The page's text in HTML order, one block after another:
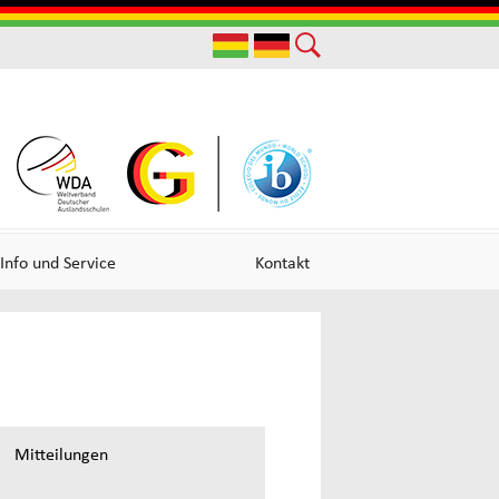
Info und Service Kontakt
Useful
Mitteilungen